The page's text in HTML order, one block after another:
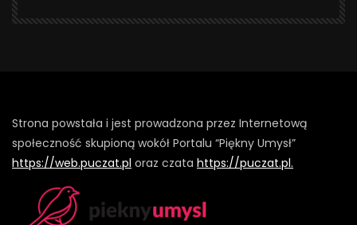
Strona powstała i jest prowadzona przez Internetową
społeczność skupioną wokół Portalu “Piękny Umysł”
https://web.puczat.pl oraz czata https://puczat.pl.